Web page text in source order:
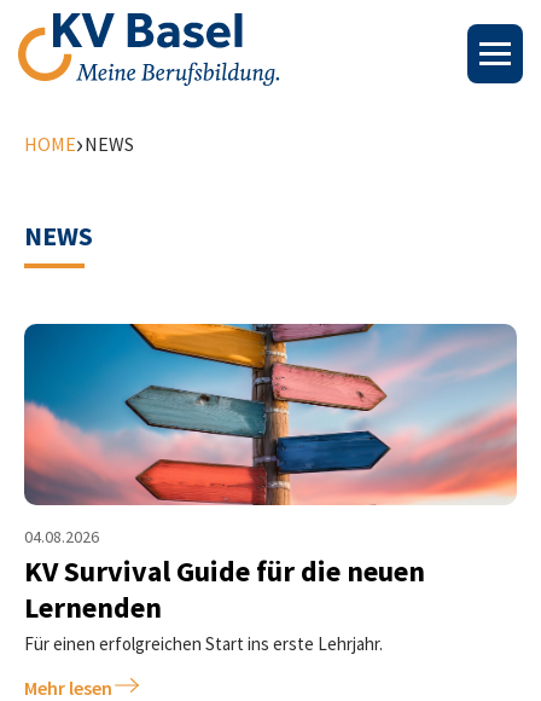
HOME›NEWS
NEWS
04.08.2026
KV Survival Guide für die neuen
Lernenden
Für einen erfolgreichen Start ins erste Lehrjahr.
Mehr lesen